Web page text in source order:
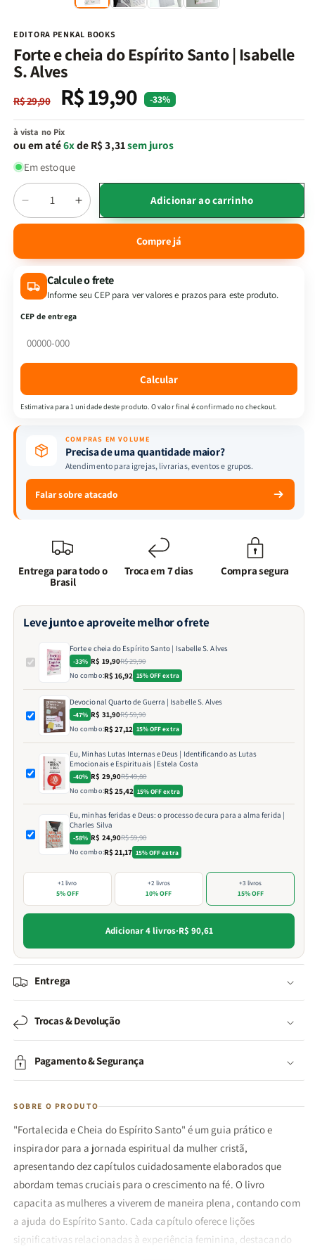
EDITORA PENKAL BOOKS
Forte e cheia do Espírito Santo | Isabelle
S. Alves
Preço
normal
R$ 29,90
Preço
promocional
R$ 19,90 -33%
à vista no Pix
ou em até6xde R$ 3,31sem juros
Em estoque
Quantidade
Diminuir
a
Forte
e
cheia
Santo
Alves
Aumentar
a
quantidade
Forte
e
cheia
Alves
Adicionar ao carrinho
Compre já
Calcule o frete
Informe seu CEP para ver valores e prazos para este produto.
CEP de entrega
Calcular
Estimativa para 1 unidade deste produto. O valor final é confirmado no checkout.
COMPRAS EM VOLUME
Precisa de uma quantidade maior?
Atendimento para igrejas, livrarias, eventos e grupos.
Falar sobre atacado
Entrega para todo o
Brasil
Troca em 7 dias Compra segura
Leve junto e aproveite melhor o frete
Forte e cheia do Espírito Santo | Isabelle S. Alves
-33% R$ 19,90R$ 29,90
No combo:R$ 16,92 15% OFF extra
Devocional Quarto de Guerra | Isabelle S. Alves
-47% R$ 31,90R$ 59,90
No combo:R$ 27,12 15% OFF extra
Eu, Minhas Lutas Internas e Deus | Identificando as Lutas
Emocionais e Espirituais | Estela Costa
-40% R$ 29,90R$ 49,80
No combo:R$ 25,42 15% OFF extra
Eu, minhas feridas e Deus: o processo de cura para a alma ferida |
Charles Silva
-58% R$ 24,90R$ 59,90
No combo:R$ 21,17 15% OFF extra
+1 livro
5% OFF
+2 livros
10% OFF
+3 livros
15% OFF
Adicionar 4 livros·R$ 90,61
Entrega
Trocas & Devolução
Pagamento & Segurança
SOBRE O PRODUTO
"Fortalecida e Cheia do Espírito Santo" é um guia prático e
inspirador para a jornada espiritual da mulher cristã,
apresentando dez capítulos cuidadosamente elaborados que
abordam temas cruciais para o crescimento na fé. O livro
capacita as mulheres a viverem de maneira plena, contando com
a ajuda do Espírito Santo. Cada capítulo oferece lições
significativas relacionadas à experiência feminina, destacando